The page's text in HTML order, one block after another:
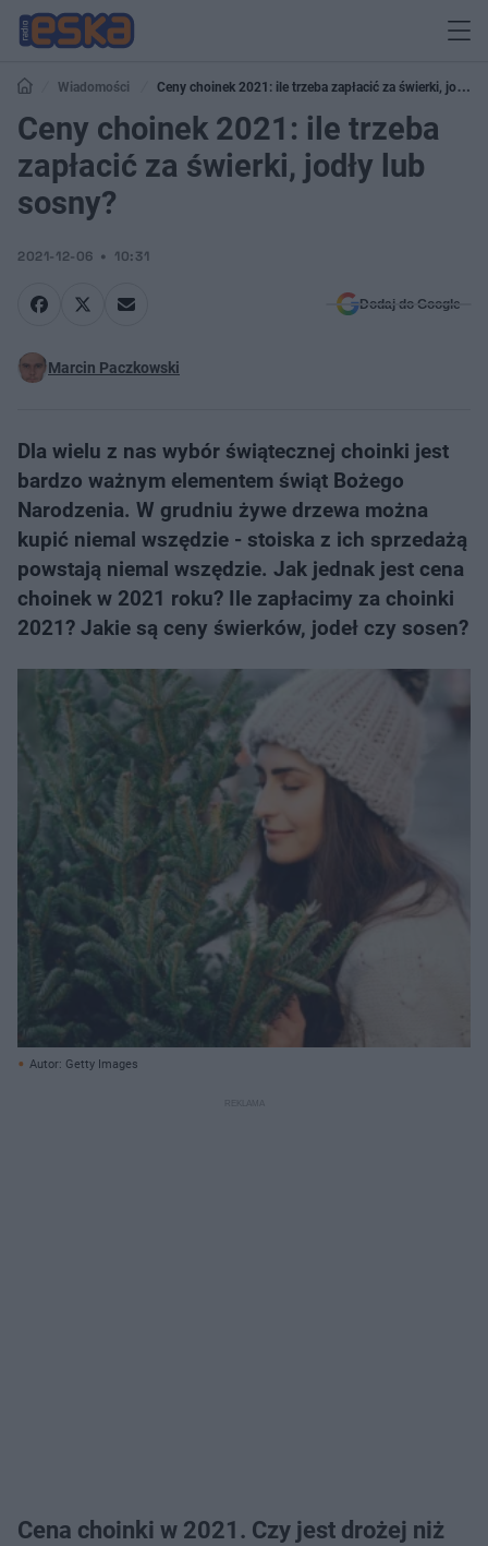
Wiadomości
Ceny choinek 2021: ile trzeba zapłacić za świerki, jodły
lub sosny?
Ceny choinek 2021: ile trzeba
zapłacić za świerki, jodły lub
sosny?
2021-12-06 10:31
Dodaj do Google
Marcin Paczkowski
Dla wielu z nas wybór świątecznej choinki jest
bardzo ważnym elementem świąt Bożego
Narodzenia. W grudniu żywe drzewa można
kupić niemal wszędzie - stoiska z ich sprzedażą
powstają niemal wszędzie. Jak jednak jest cena
choinek w 2021 roku? Ile zapłacimy za choinki
2021? Jakie są ceny świerków, jodeł czy sosen?
Autor: Getty Images
Cena choinki w 2021. Czy jest drożej niż